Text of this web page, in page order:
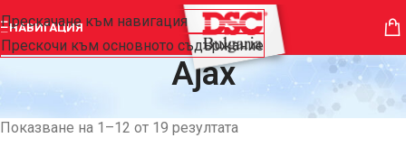
Прескачане към навигация
Прескочи към основното съдържание
НАВИГАЦИЯ
Ajax
Начало
Показване на 1–12 от 19 резултата